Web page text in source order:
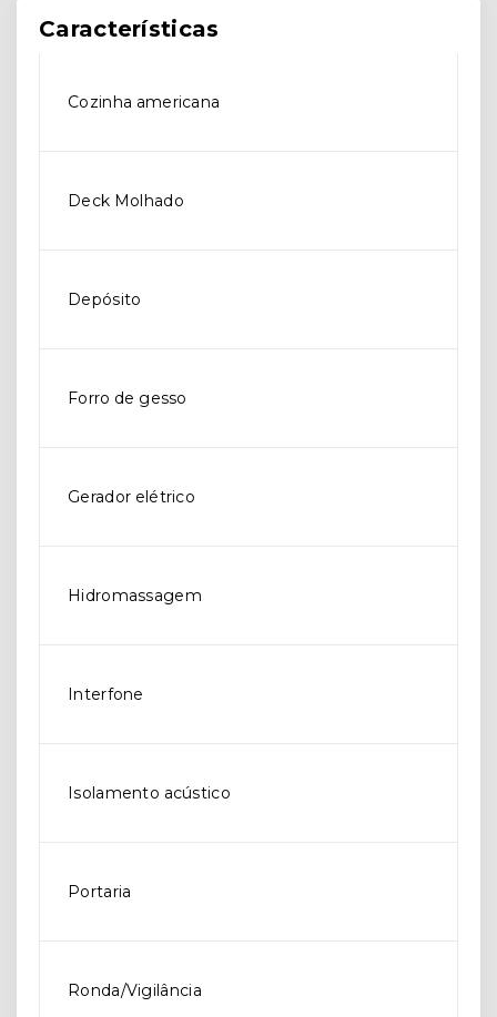
Características
Cozinha americana
Deck Molhado
Depósito
Forro de gesso
Gerador elétrico
Hidromassagem
Interfone
Isolamento acústico
Portaria
Ronda/Vigilância